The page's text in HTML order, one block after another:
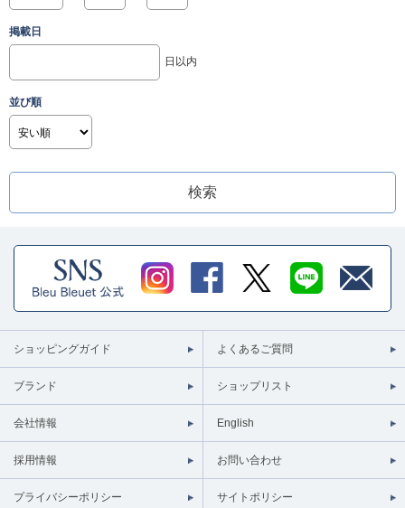
掲載日
日以内
並び順
ショッピングガイド よくあるご質問
ブランド ショップリスト
会社情報 English
採用情報 お問い合わせ
プライバシーポリシー サイトポリシー